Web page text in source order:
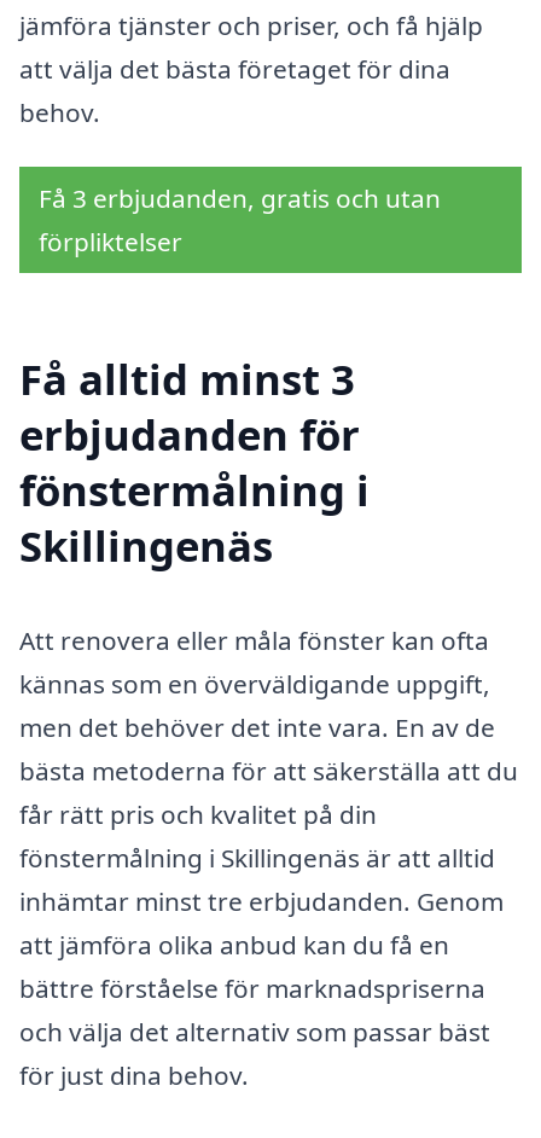
jämföra tjänster och priser, och få hjälp
att välja det bästa företaget för dina
behov.
Få 3 erbjudanden, gratis och utan
förpliktelser
Få alltid minst 3
erbjudanden för
fönstermålning i
Skillingenäs
Att renovera eller måla fönster kan ofta
kännas som en överväldigande uppgift,
men det behöver det inte vara. En av de
bästa metoderna för att säkerställa att du
får rätt pris och kvalitet på din
fönstermålning i Skillingenäs är att alltid
inhämtar minst tre erbjudanden. Genom
att jämföra olika anbud kan du få en
bättre förståelse för marknadspriserna
och välja det alternativ som passar bäst
för just dina behov.